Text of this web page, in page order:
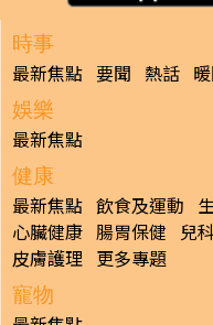
時事
最新焦點 要聞 熱話
娛樂
最新焦點
健康
最新焦點 飲食及運動
心臟健康 腸胃保健 兒
皮膚護理 更多專題
寵物